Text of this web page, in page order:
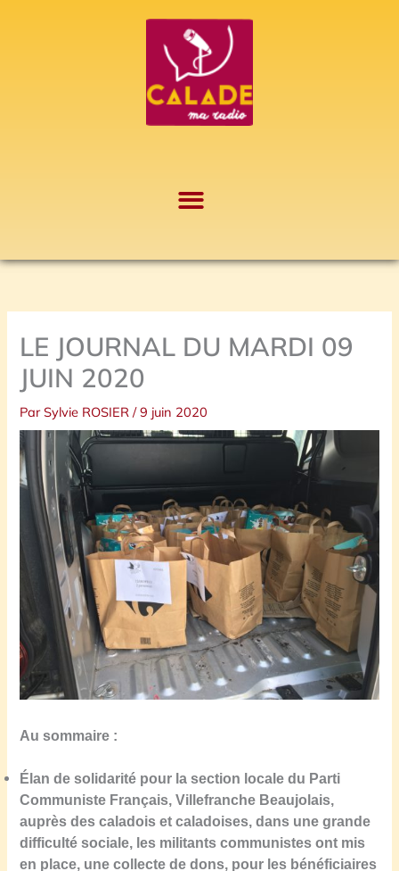
LE JOURNAL DU MARDI 09
JUIN 2020
ParSylvie ROSIER/9 juin 2020
Au sommaire :
Élan de solidarité pour la section locale du Parti
Communiste Français, Villefranche Beaujolais,
auprès des caladois et caladoises, dans unegrande
difficulté sociale, les militants communistesont mis
en place, une collecte de dons, pour les bénéficiaires